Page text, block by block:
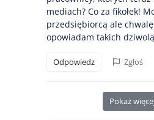
mediach? Co za fikołek!
przedsiębiorcą ale
opowiadam takich
Odpowiedz Zgłoś
Pokaż